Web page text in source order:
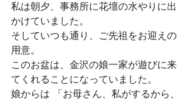
私は朝夕、事務所に花壇の水やりに出
かけていました。
そしていつも通り、ご先祖をお迎えの
用意。
このお盆は、金沢の娘一家が遊びに来
てくれることになっていました。
娘からは 「お母さん、私がするから、